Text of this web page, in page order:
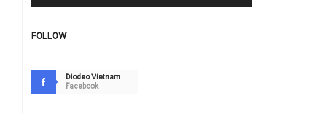
FOLLOW
Diodeo Vietnam
Facebook